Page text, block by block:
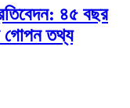
৪৫ বছর
গোপন তথ্য